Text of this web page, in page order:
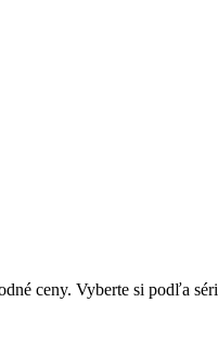
ceny. Vyberte si podľa